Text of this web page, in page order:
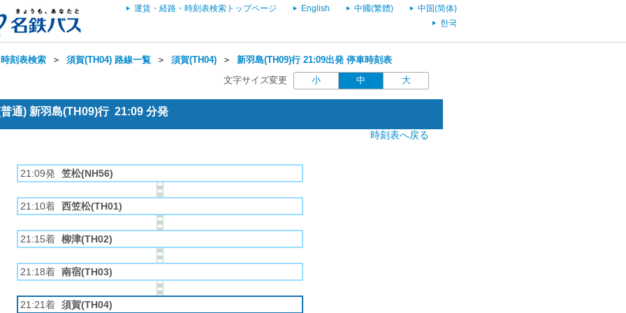
運賃・経路・時刻表検索トップページ English 中國(繁體)
中国(简体)
한국
刻表検索 ＞ 須賀(TH04) 路線一覧 ＞ 須賀(TH04) ＞ 新羽島(TH09)行 21:09出発 停車時刻表
文字サイズ変更 小 中 大
通) 新羽島(TH09)行 21:09 分発
時刻表へ戻る
21:09発 笠松(NH56)
21:10着 西笠松(TH01)
21:15着 柳津(TH02)
21:18着 南宿(TH03)
21:21着 須賀(TH04)